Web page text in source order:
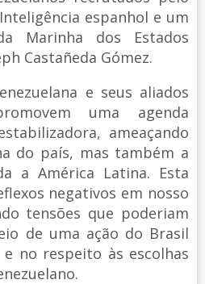
espanhol e um
Marinha dos Estados
Castañeda Gómez.
e seus aliados
uma agenda
ameaçando
do país, mas também a
a América Latina. Esta
negativos em nosso
tensões que poderiam
de uma ação do Brasil
no respeito às escolhas